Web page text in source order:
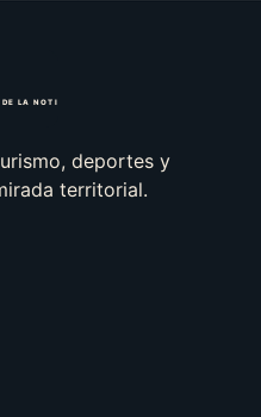
deportes y
territorial.